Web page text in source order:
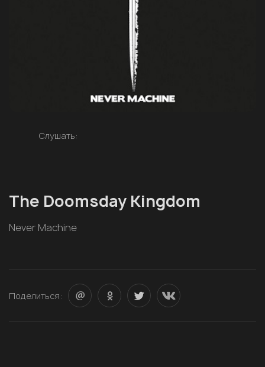
Слушать:
The Doomsday Kingdom
Never Machine
Поделиться: